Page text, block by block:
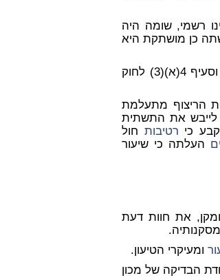
רשמי, שומה היה
כן מושתקת היא
לתקן רשמי בלבד, וסעיף 4(א)(3) לחוק
הריצוף מתעלמת
שתימצא תשתית רטובה בין 4% ל- 8% יש לייבש את התשתית
כי רטיבות חול
העלתה כי שיעור
את חוות דעת
ומעיקרי הטיעון.
הבדיקה של מכון